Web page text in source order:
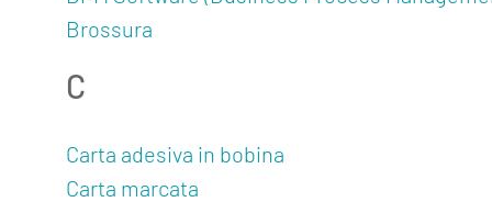
Brossura
C
Carta adesiva in bobina
Carta marcata